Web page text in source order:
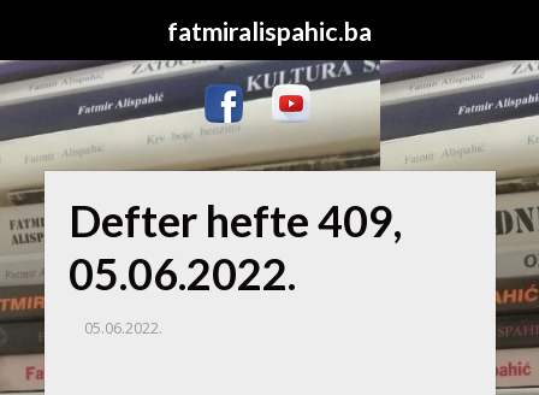
fatmiralispahic.ba
Defter hefte 409,
05.06.2022.
05.06.2022.